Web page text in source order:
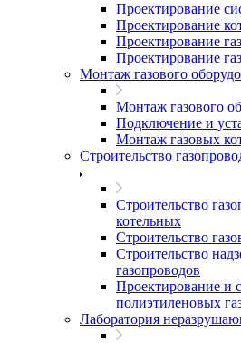
Проектирование
Проектирование
Проектирование
Проектирование
Монтаж газового
Монтаж газового
Подключение и
Монтаж газовых
Строительство
Строительство
котельных
Строительство
Строительство
газопроводов
Проектирование и
полиэтиленовых
Лаборатория